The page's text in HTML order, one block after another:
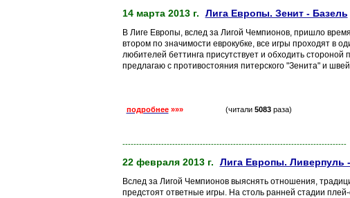
14 марта 2013 г. Лига Европы. Зенит - Базель
В Лиге Европы, вслед за Лигой Чемпионов, пришло
втором по значимости еврокубке, все игры проходят в
любителей беттинга присутствует и обходить
предлагаю с противостояния питерского "Зенита" и
подробнее »»» (читали 5083раза)
---------------------------------------------------------------------------------
22 февраля 2013 г. Лига Европы. Ливерпуль
Вслед за Лигой Чемпионов выяснять отношения,
предстоят ответные игры. На столь ранней стадии